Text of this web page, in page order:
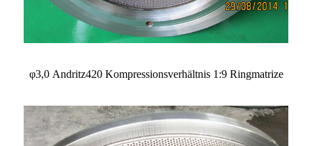
φ3,0 Andritz420 Kompressionsverhältnis 1:9 Ringmatrize